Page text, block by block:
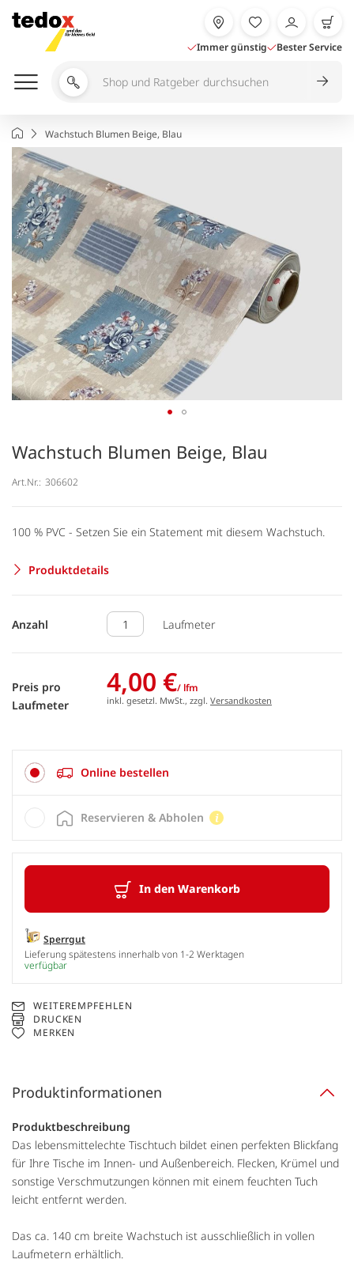
Inhalt
springen
Immer günstig Bester Service
Shop
durchsuchen
StartseiteWachstuch Blumen Beige, Blau
Wachstuch Blumen Beige, Blau
Art.Nr.: 306602
100 % PVC - Setzen Sie ein Statement mit diesem Wachstuch.
Produktdetails
Anzahl Laufmeter
Preis pro
Laufmeter
4,00 €/ lfm
inkl. gesetzl. MwSt., zzgl. Versandkosten
Online bestellen
In den Warenkorb
Sperrgut
Lieferung spätestens innerhalb von 1-2 Werktagen
verfügbar
Reservieren & Abholen
WEITEREMPFEHLEN
DRUCKEN
MERKEN
Produktinformationen
Produktbeschreibung
Das lebensmittelechte Tischtuch bildet einen perfekten Blickfang
für Ihre Tische im Innen- und Außenbereich. Flecken, Krümel und
sonstige Verschmutzungen können mit einem feuchten Tuch
leicht entfernt werden.
Das ca. 140 cm breite Wachstuch ist ausschließlich in vollen
Laufmetern erhältlich.